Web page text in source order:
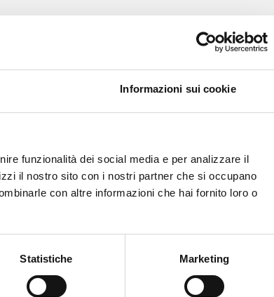
Informazioni sui cookie
funzionalità dei social media e per analizzare il
il nostro sito con i nostri partner che si occupano
con altre informazioni che hai fornito loro o
Statistiche Marketing
aider?
Qui nous sommes
Blog
Politique de
Politique de
Change language?